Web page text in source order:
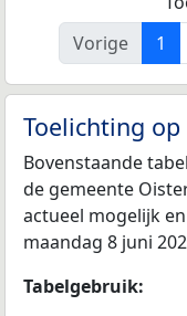
Vorige
1
Toelichting
Bovenstaande
de gemeente
actueel mogelijk
maandag 8 juni
Tabelgebruik: